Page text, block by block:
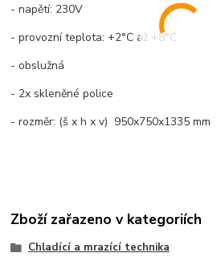
- napětí: 230V
- provozní teplota: +2°C až +8°C
- obslužná
- 2x skleněné police
- rozměr: (š x h x v) 950x750x1335 mm
Zboží zařazeno v kategoriích
Chladící a mrazící technika